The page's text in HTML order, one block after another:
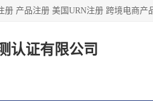
认证有限公司